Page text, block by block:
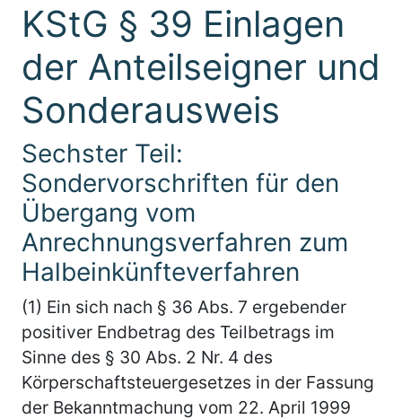
KStG § 39 Einlagen
der Anteilseigner und
Sonderausweis
Sechster Teil:
Sondervorschriften für den
Übergang vom
Anrechnungsverfahren zum
Halbeinkünfteverfahren
(1) Ein sich nach § 36 Abs. 7 ergebender
positiver Endbetrag des Teilbetrags im
Sinne des § 30 Abs. 2 Nr. 4 des
Körperschaftsteuergesetzes in der Fassung
der Bekanntmachung vom 22. April 1999